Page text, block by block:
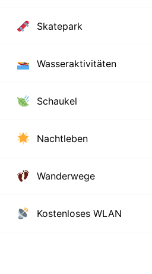
Skatepark
Wasseraktivitäten
Schaukel
Nachtleben
Wanderwege
Kostenloses WLAN